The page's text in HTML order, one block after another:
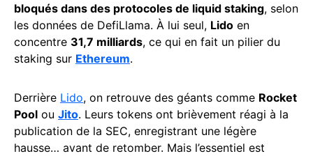
bloqués dans des protocoles de liquid staking, selon
les données de DefiLlama. À lui seul, Lido en
concentre 31,7 milliards, ce qui en fait un pilier du
staking sur Ethereum.
Derrière Lido, on retrouve des géants comme Rocket
Pool ou Jito. Leurs tokens ont brièvement réagi à la
publication de la SEC, enregistrant une légère
hausse… avant de retomber. Mais l’essentiel est